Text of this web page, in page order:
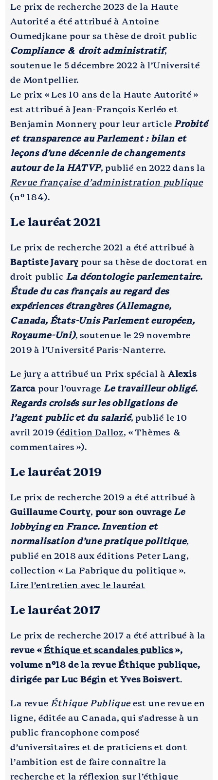
Le prix de recherche 2023 de la Haute
Autorité a été attribué à Antoine
Oumedjkane pour sa thèse de droit public
Compliance & droit administratif,
soutenue le 5 décembre 2022 à l’Université
de Montpellier.
Le prix « Les 10 ans de la Haute Autorité »
est attribué à Jean-François Kerléo et
Benjamin Monnery pour leur articleProbité
et transparence au Parlement : bilan et
leçons d’une décennie de changements
autour de la HATVP, publié en 2022 dans la
Revue française d’administration publique
(n° 184).
Le lauréat 2021
Le prix de recherche 2021 a été attribué à
Baptiste Javarypour sa thèse de doctorat en
droit public La déontologie parlementaire.
Étude du cas français au regard des
expériences étrangères (Allemagne,
Canada, États-Unis Parlement européen,
Royaume-Uni), soutenue le 29 novembre
2019 à l’Université Paris-Nanterre.
Le jury a attribué un Prix spécial à Alexis
Zarcapour l’ouvrageLe travailleur obligé.
Regards croisés sur les obligations de
l’agent public et du salarié, publié le 10
avril 2019 (édition Dalloz, « Thèmes &
commentaires »).
Le lauréat 2019
Le prix de recherche 2019 a été attribué à
Guillaume Courty, pour son ouvrageLe
lobbying en France. Invention et
normalisation d’une pratique politique,
publié en 2018 aux éditions Peter Lang,
collection « La Fabrique du politique ».
Lire l’entretien avec le lauréat
Le lauréat 2017
Le prix de recherche 2017 a été attribué à la
revue «Éthique et scandales publics»,
volume n°18 de la revue Éthique publique,
dirigée par Luc Bégin et Yves Boisvert.
La revueÉthique Publiqueest une revue en
ligne, éditée au Canada, qui s’adresse à un
public francophone composé
d’universitaires et de praticiens et dont
l’ambition est de faire connaître la
recherche et la réflexion sur l’éthique